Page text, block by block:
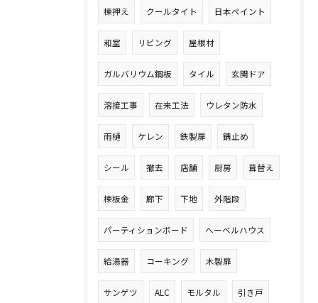
棟押え クールタイト 日本ペイント
和室 リビング 屋根材
ガルバリウム鋼板 タイル 玄関ドア
溶接工事 在来工法 ウレタン防水
雨樋 ケレン 鉄製扉 錆止め
シール 撤去 店舗 厨房 葺替え
棟板金 廊下 下地 外階段
パーティションボード ヘーベルハウス
給湯器 コーキング 木製扉
サンゲツ ALC モルタル 引き戸